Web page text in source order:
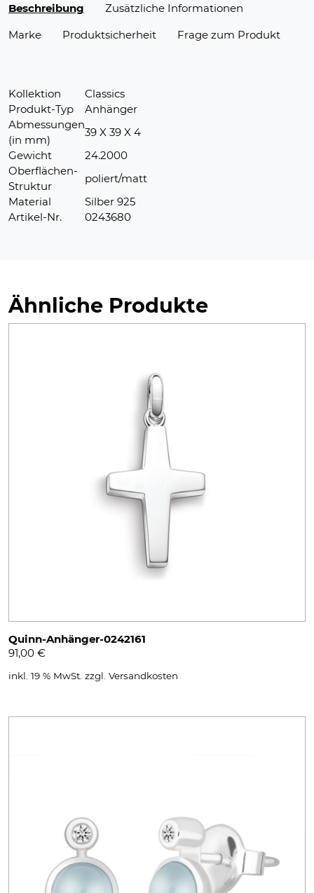
Beschreibung
Zusätzliche Informationen
Marke
Produktsicherheit Frage zum Produkt
Kollektion
Classics
Produkt-Typ
Anhänger
Abmessungen
(in mm)
39 X 39 X 4
Gewicht
24.2000
Oberflächen-
Struktur
poliert/matt
Material
Silber 925
Artikel-Nr.
0243680
Ähnliche Produkte
Quinn-Anhänger-0242161
91,00 €
inkl. 19 % MwSt. zzgl. Versandkosten